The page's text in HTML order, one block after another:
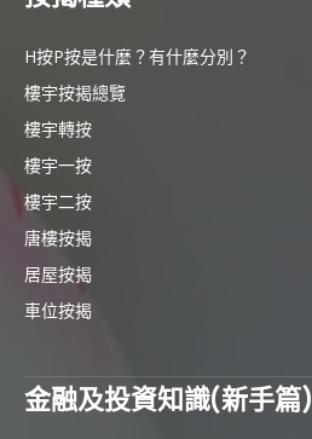
H按P按是什麼？有什麼分別？
樓宇按揭總覽
樓宇轉按
樓宇一按
樓宇二按
唐樓按揭
居屋按揭
車位按揭
金融及投資知識(新手篇)